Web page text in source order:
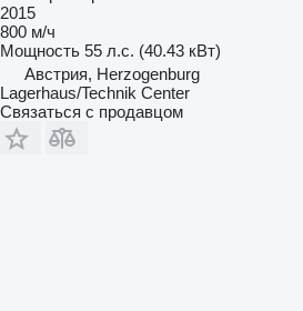
2015
800 м/ч
Мощность 55 л.с. (40.43 кВт)
Австрия, Herzogenburg
Lagerhaus/Technik Center
Связаться с продавцом